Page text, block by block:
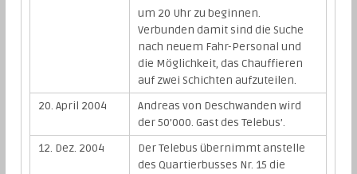
um 20 Uhr zu beginnen.
Verbunden damit sind die Suche
nach neuem Fahr-Personal und
die Möglichkeit, das Chauffieren
auf zwei Schichten aufzuteilen.
20. April 2004
Andreas von Deschwanden wird
der 50’000. Gast des Telebus’.
12. Dez. 2004
Der Telebus übernimmt anstelle
des Quartierbusses Nr. 15 die